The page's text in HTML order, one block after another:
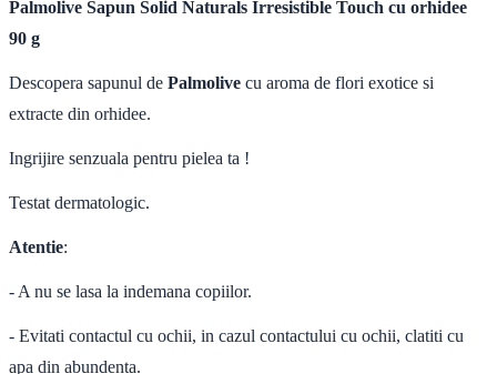
Palmolive Sapun Solid Naturals Irresistible Touch cu orhidee
90 g
Descopera sapunul de Palmolive cu aroma de flori exotice si
extracte din orhidee.
Ingrijire senzuala pentru pielea ta !
Testat dermatologic.
Atentie:
- A nu se lasa la indemana copiilor.
- Evitati contactul cu ochii, in cazul contactului cu ochii, clatiti cu
apa din abundenta.